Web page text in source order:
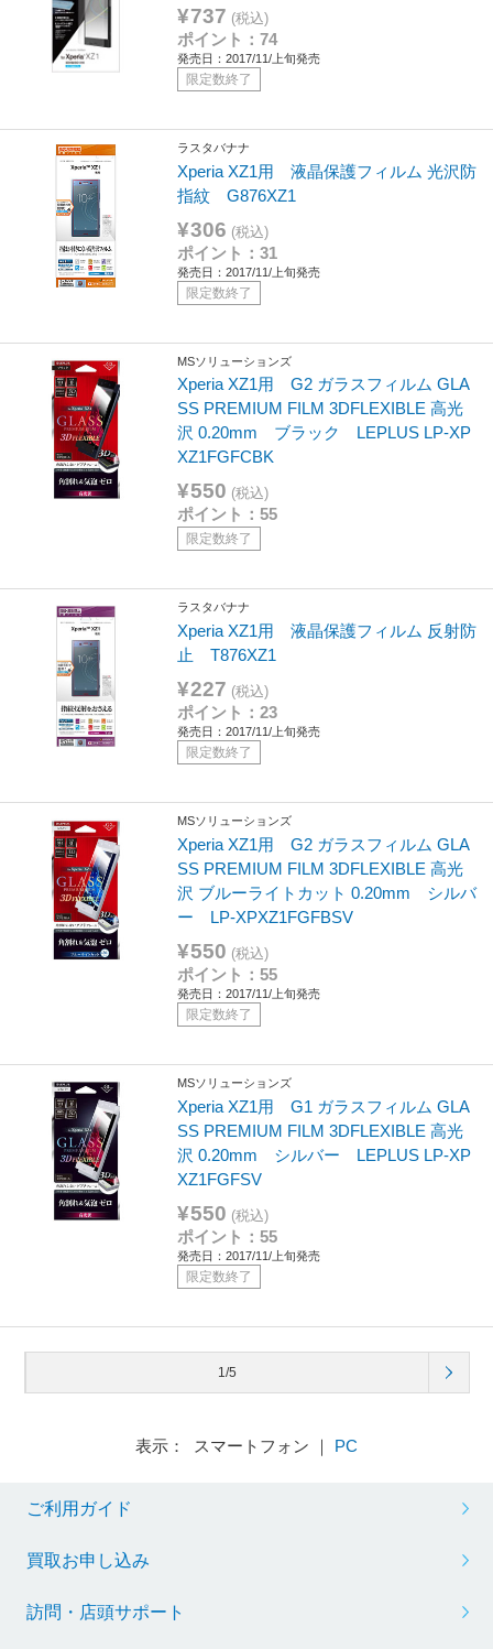
¥737 (税込)
ポイント：74
発売日：2017/11/上旬発売
限定数終了
ラスタバナナ
Xperia XZ1用 液晶保護フィルム 光沢防
指紋 G876XZ1
¥306 (税込)
ポイント：31
発売日：2017/11/上旬発売
限定数終了
MSソリューションズ
Xperia XZ1用 G2 ガラスフィルム GLA
SS PREMIUM FILM 3DFLEXIBLE 高光
沢 0.20mm ブラック LEPLUS LP-XP
XZ1FGFCBK
¥550 (税込)
ポイント：55
限定数終了
ラスタバナナ
Xperia XZ1用 液晶保護フィルム 反射防
止 T876XZ1
¥227 (税込)
ポイント：23
発売日：2017/11/上旬発売
限定数終了
MSソリューションズ
Xperia XZ1用 G2 ガラスフィルム GLA
SS PREMIUM FILM 3DFLEXIBLE 高光
沢 ブルーライトカット 0.20mm シルバ
ー LP-XPXZ1FGFBSV
¥550 (税込)
ポイント：55
発売日：2017/11/上旬発売
限定数終了
MSソリューションズ
Xperia XZ1用 G1 ガラスフィルム GLA
SS PREMIUM FILM 3DFLEXIBLE 高光
沢 0.20mm シルバー LEPLUS LP-XP
XZ1FGFSV
¥550 (税込)
ポイント：55
発売日：2017/11/上旬発売
限定数終了
1/5
表示： スマートフォン ｜ PC
ご利用ガイド
買取お申し込み
訪問・店頭サポート